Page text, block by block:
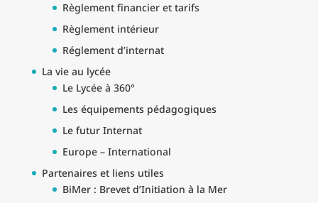
Règlement financier et tarifs
Règlement intérieur
Réglement d’internat
La vie au lycée
Le Lycée à 360°
Les équipements pédagogiques
Le futur Internat
Europe – International
Partenaires et liens utiles
BiMer : Brevet d’Initiation à la Mer